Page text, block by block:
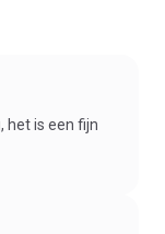
het is een fijn